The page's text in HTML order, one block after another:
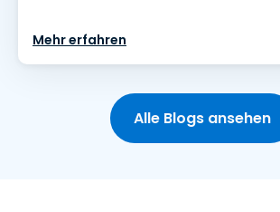
Mehr erfahren
Alle Blogs ansehen